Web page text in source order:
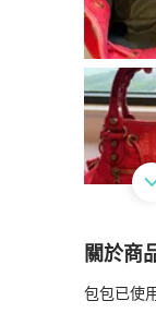
關於商
關於粉
包包已使